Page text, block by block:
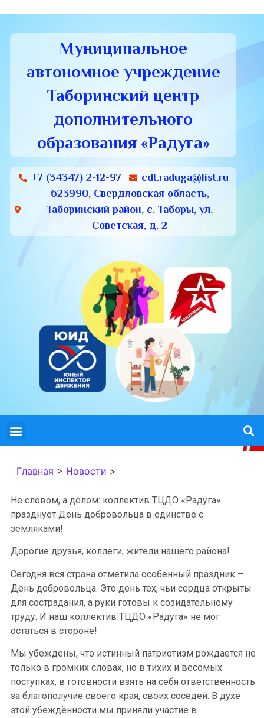
Муниципальное
автономное учреждение
Таборинский центр
дополнительного
образования «Радуга»
+7 (34347) 2-12-97
cdt.raduga@list.ru
623990, Свердловская область,
Таборинский район, с. Таборы, ул.
Советская, д. 2
Главная > Новости >
Не словом, а делом: коллектив ТЦДО «Радуга»
празднует День добровольца в единстве с
земляками!
Дорогие друзья, коллеги, жители нашего района!
Сегодня вся страна отметила особенный праздник –
День добровольца. Это день тех, чьи сердца открыты
для сострадания, а руки готовы к созидательному
труду. И наш коллектив ТЦДО «Радуга» не мог
остаться в стороне!
Мы убеждены, что истинный патриотизм рождается не
только в громких словах, но в тихих и весомых
поступках, в готовности взять на себя ответственность
за благополучие своего края, своих соседей. В духе
этой убеждённости мы приняли участие в